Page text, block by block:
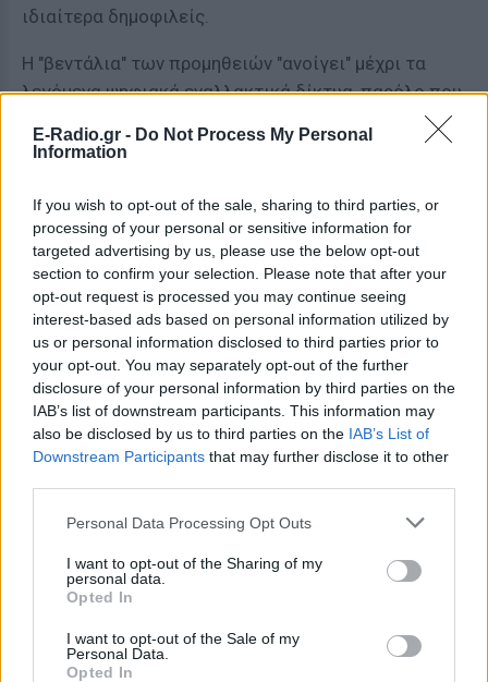
E-Radio.gr - Do Not Process My Personal
Information
If you wish to opt-out of the sale, sharing to third parties, or
processing of your personal or sensitive information for
targeted advertising by us, please use the below opt-out
section to confirm your selection. Please note that after your
opt-out request is processed you may continue seeing
interest-based ads based on personal information utilized by
us or personal information disclosed to third parties prior to
your opt-out. You may separately opt-out of the further
disclosure of your personal information by third parties on the
IAB’s list of downstream participants. This information may
also be disclosed by us to third parties on the IAB’s List of
Downstream Participants that may further disclose it to other
Personal Data Processing Opt Outs
I want to opt-out of the Sharing of my
personal data.
Opted In
I want to opt-out of the Sale of my
Personal Data.
Opted In
ιδιαίτερα δημοφιλείς.
Η "βεντάλια" των προμηθειών "ανοίγει" μέχρι τα
λεγόμενα ψηφιακά εναλλακτικά δίκτυα, παρόλο που
οι ίδιες οι τράπεζες επιδιώκουν να στρέψουν την
πελατεία τους προς αυτά, προκειμένου να
προσωπικό τους και συνακόλουθα το λειτουργικό
τους κόστος.
[ΠΗΓΗ]